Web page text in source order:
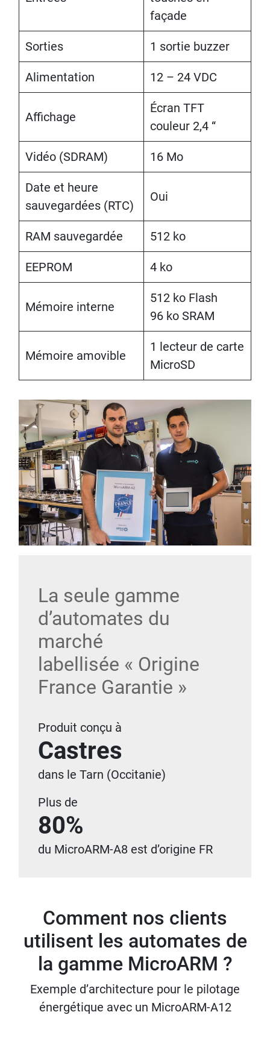
façade
Sorties 1 sortie buzzer
Alimentation 12 – 24 VDC
Affichage
Écran TFT
couleur 2,4 “
Vidéo (SDRAM) 16 Mo
Date et heure
sauvegardées (RTC)
Oui
RAM sauvegardée 512 ko
EEPROM 4 ko
Mémoire interne
512 ko Flash
96 ko SRAM
Mémoire amovible
1 lecteur de carte
MicroSD
La seule gamme
d’automates du
marché
labellisée « Origine
France Garantie »
Produit conçu à
Castres
dans le Tarn (Occitanie)
Plus de
80%
du MicroARM-A8 est d’origine FR
Comment nos clients
utilisent les automates de
la gamme MicroARM ?
Exemple d’architecture pour le pilotage
énergétique avec un MicroARM-A12